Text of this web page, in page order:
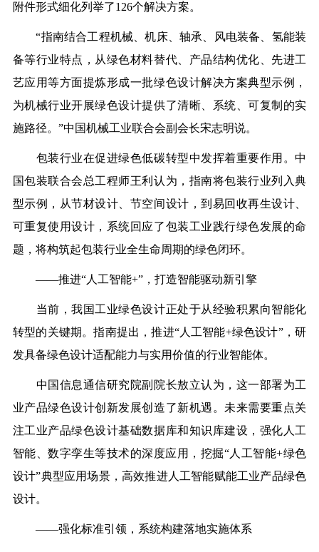
附件形式细化列举了126个解决方案。
“指南结合工程机械、机床、轴承、风电装备、氢能装
备等行业特点，从绿色材料替代、产品结构优化、先进工
艺应用等方面提炼形成一批绿色设计解决方案典型示例，
为机械行业开展绿色设计提供了清晰、系统、可复制的实
施路径。”中国机械工业联合会副会长宋志明说。
包装行业在促进绿色低碳转型中发挥着重要作用。中
国包装联合会总工程师王利认为，指南将包装行业列入典
型示例，从节材设计、节空间设计，到易回收再生设计、
可重复使用设计，系统回应了包装工业践行绿色发展的命
题，将构筑起包装行业全生命周期的绿色闭环。
——推进“人工智能+”，打造智能驱动新引擎
当前，我国工业绿色设计正处于从经验积累向智能化
转型的关键期。指南提出，推进“人工智能+绿色设计”，研
发具备绿色设计适配能力与实用价值的行业智能体。
中国信息通信研究院副院长敖立认为，这一部署为工
业产品绿色设计创新发展创造了新机遇。未来需要重点关
注工业产品绿色设计基础数据库和知识库建设，强化人工
智能、数字孪生等技术的深度应用，挖掘“人工智能+绿色
设计”典型应用场景，高效推进人工智能赋能工业产品绿色
设计。
——强化标准引领，系统构建落地实施体系